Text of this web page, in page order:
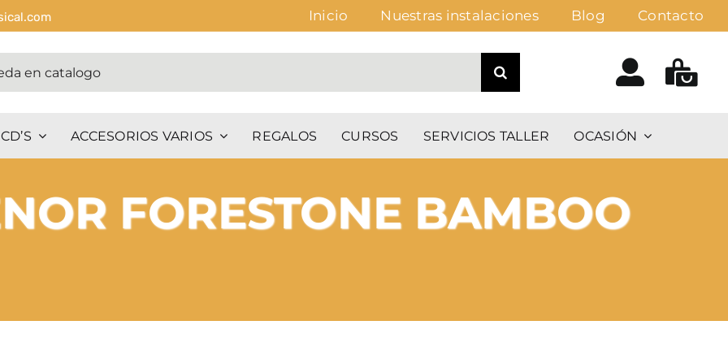
Inicio Nuestras instalaciones Blog Contacto
ACCESORIOS VARIOS REGALOS CURSOS SERVICIOS TALLER OCASIÓN
FORESTONE BAMBOO